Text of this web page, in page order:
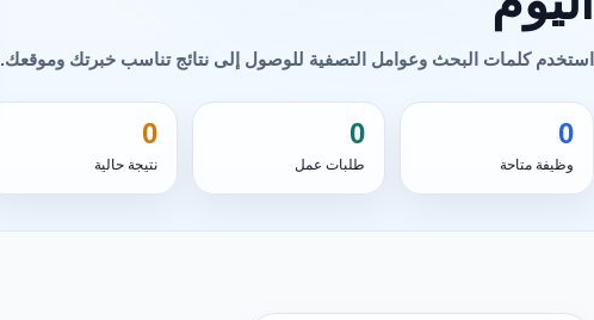
استخدم كلمات البحث وعوامل التصفية للوصول إلى نتائج تناسب خبرتك وموقعك.
0
وظيفة متاحة
0
طلبات عمل
0
نتيجة حالية